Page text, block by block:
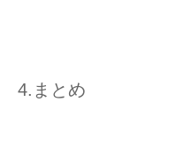
4.まとめ